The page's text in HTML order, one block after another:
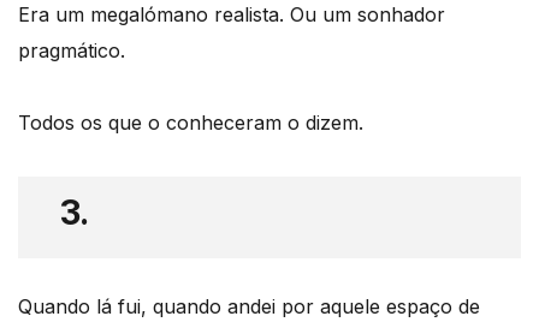
Era um megalómano realista. Ou um sonhador
pragmático.
Todos os que o conheceram o dizem.
3.
Quando lá fui, quando andei por aquele espaço de